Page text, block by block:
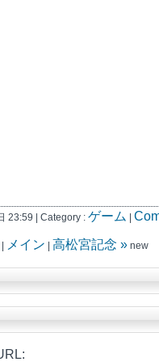
23:59 | Category : ゲーム
メイン 高松宮記念 »new